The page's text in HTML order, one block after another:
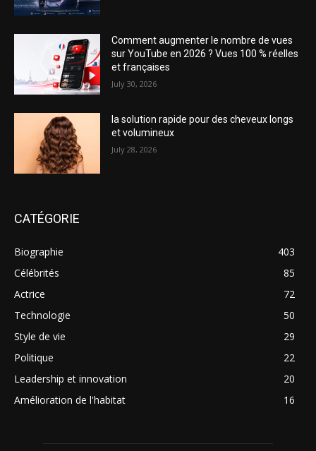
Comment augmenter le nombre de vues
sur YouTube en 2026 ? Vues 100 % réelles
et françaises
July 30, 2026
la solution rapide pour des cheveux longs
et volumineux
July 28, 2026
CATÉGORIE
Biographie
403
Célébrités
85
Actrice
72
Technologie
50
Style de vie
29
Politique
22
Leadership et innovation
20
Amélioration de l'habitat
16